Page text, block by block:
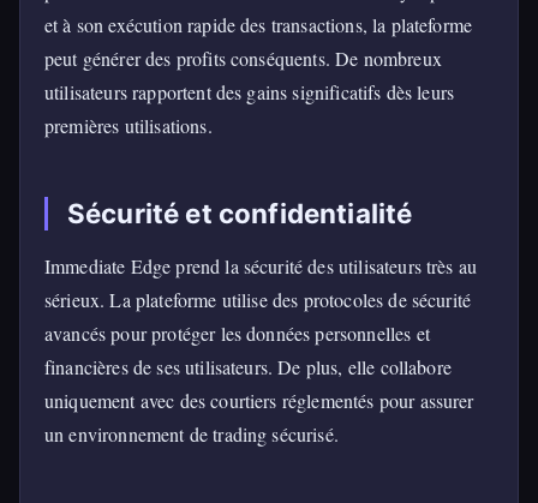
et à son exécution rapide des transactions, la plateforme
peut générer des profits conséquents. De nombreux
utilisateurs rapportent des gains significatifs dès leurs
premières utilisations.
Sécurité et confidentialité
Immediate Edge prend la sécurité des utilisateurs très au
sérieux. La plateforme utilise des protocoles de sécurité
avancés pour protéger les données personnelles et
financières de ses utilisateurs. De plus, elle collabore
uniquement avec des courtiers réglementés pour assurer
un environnement de trading sécurisé.